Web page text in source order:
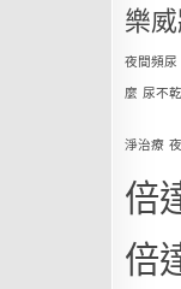
樂
夜間頻尿
麼 尿不
淨治療
倍
倍